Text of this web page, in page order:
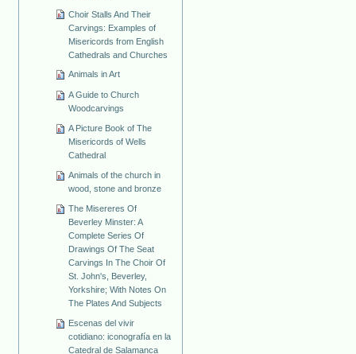
Choir Stalls And Their
Carvings: Examples of
Misericords from English
Cathedrals and Churches
Animals in Art
A Guide to Church
Woodcarvings
A Picture Book of The
Misericords of Wells
Cathedral
Animals of the church in
wood, stone and bronze
The Misereres Of
Beverley Minster: A
Complete Series Of
Drawings Of The Seat
Carvings In The Choir Of
St. John's, Beverley,
Yorkshire; With Notes On
The Plates And Subjects
Escenas del vivir
cotidiano: iconografía en la
Catedral de Salamanca